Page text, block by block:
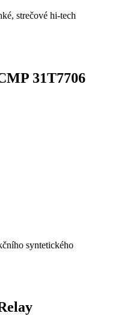
strečové hi-tech
31T7706
syntetického